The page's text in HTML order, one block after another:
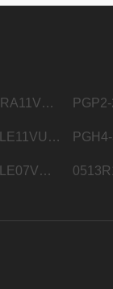
PGM4-4X/025RA11VU2德国力士乐Rexroth内齿轮泵R901363096
PGH4-3X/020LE11VU2德国力士乐Rexroth内齿轮泵R900932183
PGH2-2X/005LE07VU2德国力士乐Rexroth内齿轮泵R900703725